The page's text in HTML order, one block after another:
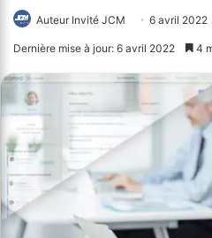
Auteur Invité JCM 6 avril 2022
Dernière mise à jour: 6 avril 2022 4